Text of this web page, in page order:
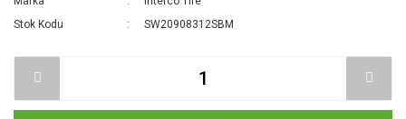
Stok Kodu
SW20908312SBM